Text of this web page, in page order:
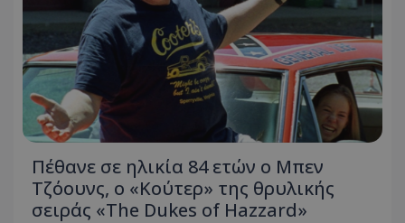
Πέθανε σε ηλικία 84 ετών ο Μπεν
Τζόουνς, ο «Κούτερ» της θρυλικής
σειράς «The Dukes of Hazzard»